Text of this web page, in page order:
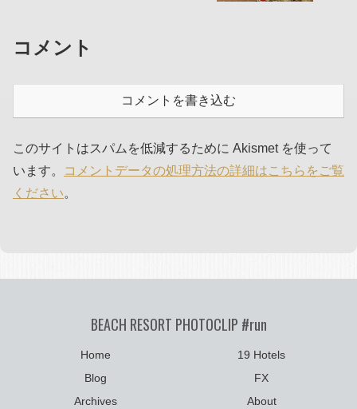
コメント
コメントを書き込む
このサイトはスパムを低減するために Akismet を使って
います。
コメントデータの処理方法の詳細はこちらをご覧
ください。
BEACH RESORT PHOTOCLIP #run
Home
19 Hotels
Blog
FX
Archives
About